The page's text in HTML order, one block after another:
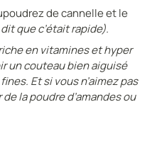
de cannelle et le
que c’était rapide).
en vitamines et hyper
un couteau bien aiguisé
Et si vous n’aimez pas
la poudre d’amandes ou